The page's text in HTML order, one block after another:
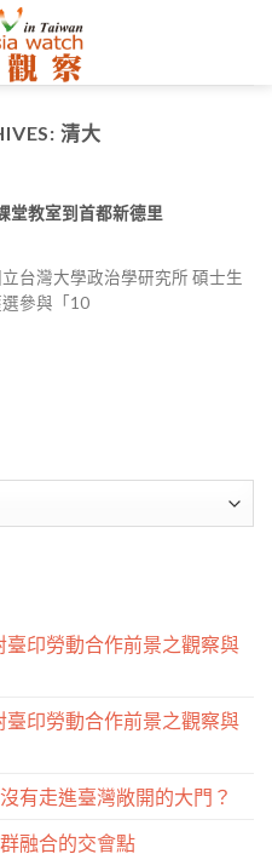
清大
堂教室到首都新德里
台灣大學政治學研究所 碩士生
參與「10
印勞動合作前景之觀察與
印勞動合作前景之觀察與
有走進臺灣敞開的大門？
融合的交會點